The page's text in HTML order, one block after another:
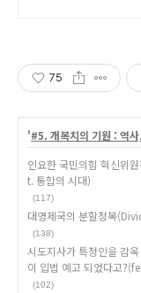
75
'#5. 개복치의 기원 : 역
인요한 국민의힘 혁신위
t. 통합의 시대)
(117)
대영제국의 분할정복
(138)
시도지사가 특정인을 감
이 입법 예고 되었다고
(102)